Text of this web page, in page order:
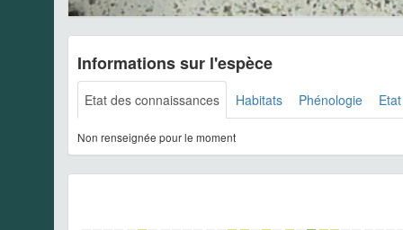
Informations sur l'espèce
Etat des connaissances Habitats Phénologie
Non renseignée pour le moment